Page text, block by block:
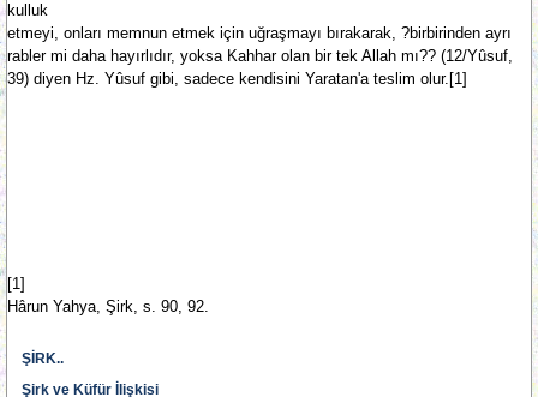
kulluk
etmeyi, onları memnun etmek için uğraşmayı bırakarak, ?birbirinden ayrı
rabler mi daha hayırlıdır, yoksa Kahhar olan bir tek Allah mı?? (12/Yûsuf,
39) diyen Hz. Yûsuf gibi, sadece kendisini Yaratan'a teslim olur.[1]
[1]
Hârun Yahya, Şirk, s. 90, 92.
ŞİRK..
Şirk ve Küfür İlişkisi